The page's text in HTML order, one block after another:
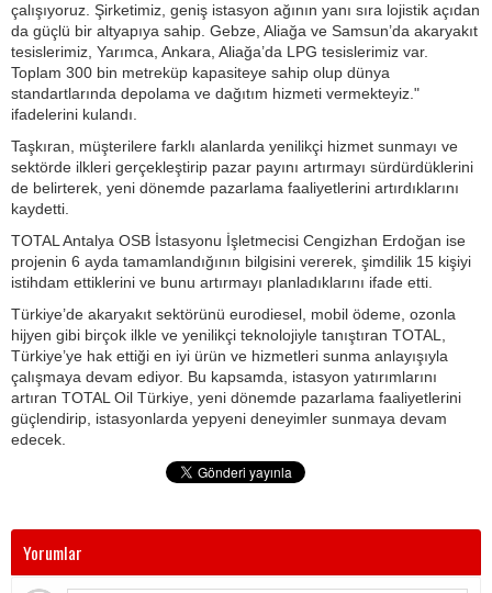
çalışıyoruz. Şirketimiz, geniş istasyon ağının yanı sıra lojistik açıdan
da güçlü bir altyapıya sahip. Gebze, Aliağa ve Samsun’da akaryakıt
tesislerimiz, Yarımca, Ankara, Aliağa’da LPG tesislerimiz var.
Toplam 300 bin metreküp kapasiteye sahip olup dünya
standartlarında depolama ve dağıtım hizmeti vermekteyiz."
ifadelerini kulandı.
Taşkıran, müşterilere farklı alanlarda yenilikçi hizmet sunmayı ve
sektörde ilkleri gerçekleştirip pazar payını artırmayı sürdürdüklerini
de belirterek, yeni dönemde pazarlama faaliyetlerini artırdıklarını
kaydetti.
TOTAL Antalya OSB İstasyonu İşletmecisi Cengizhan Erdoğan ise
projenin 6 ayda tamamlandığının bilgisini vererek, şimdilik 15 kişiyi
istihdam ettiklerini ve bunu artırmayı planladıklarını ifade etti.
Türkiye’de akaryakıt sektörünü eurodiesel, mobil ödeme, ozonla
hijyen gibi birçok ilkle ve yenilikçi teknolojiyle tanıştıran TOTAL,
Türkiye’ye hak ettiği en iyi ürün ve hizmetleri sunma anlayışıyla
çalışmaya devam ediyor. Bu kapsamda, istasyon yatırımlarını
artıran TOTAL Oil Türkiye, yeni dönemde pazarlama faaliyetlerini
güçlendirip, istasyonlarda yepyeni deneyimler sunmaya devam
edecek.
Yorumlar